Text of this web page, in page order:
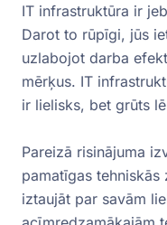
IT infrastruktūra ir
Darot to rūpīgi, jūs
uzlabojot darba
mērķus. IT
ir lielisks, bet grūts
Pareizā risinājuma
pamatīgas tehniskās
iztaujāt par savām